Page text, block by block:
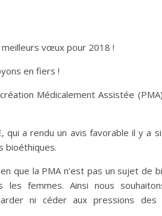
vœux pour 2018 !
en fiers !
Médicalement Assistée
qui a rendu un avis favorable il y a
bioéthiques.
que la PMA n’est pas un sujet de
les femmes. Ainsi nous
ni céder aux pressions des